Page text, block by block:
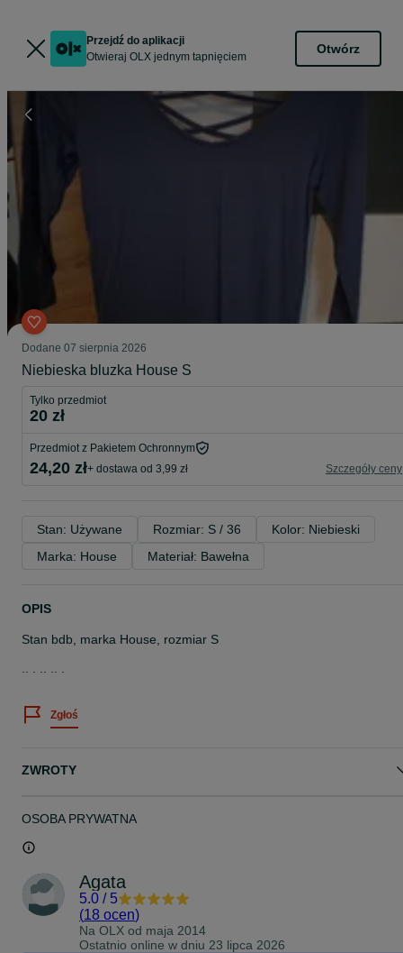
Przejdź do aplikacji
Otwieraj OLX jednym tapnięciem
Otwórz
Dodane 07 sierpnia 2026
Niebieska bluzka House S
Tylko przedmiot
20 zł
Przedmiot z Pakietem Ochronnym
24,20 zł+ dostawa od 3,99 zł Szczegóły ceny
Stan: Używane Rozmiar: S / 36
Kolor: Niebieski
Marka: House
Materiał: Bawełna
OPIS
Stan bdb, marka House, rozmiar S
Zgłoś
ZWROTY
OSOBA PRYWATNA
Agata
5.0 / 5
(18 ocen)
Na OLX od maja 2014
Ostatnio online w dniu 23 lipca 2026